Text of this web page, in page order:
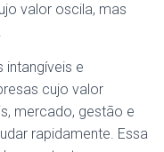
valor oscila, mas
intangíveis e
cujo valor
mercado, gestão e
rapidamente. Essa